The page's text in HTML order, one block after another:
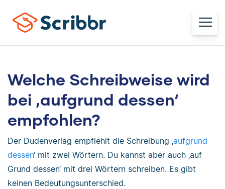
Welche Schreibweise wird
bei ‚aufgrund dessen‘
empfohlen?
Der Dudenverlag empfiehlt die Schreibung ‚aufgrund
dessen‘ mit zwei Wörtern. Du kannst aber auch ‚auf
Grund dessen‘ mit drei Wörtern schreiben. Es gibt
keinen Bedeutungsunterschied.